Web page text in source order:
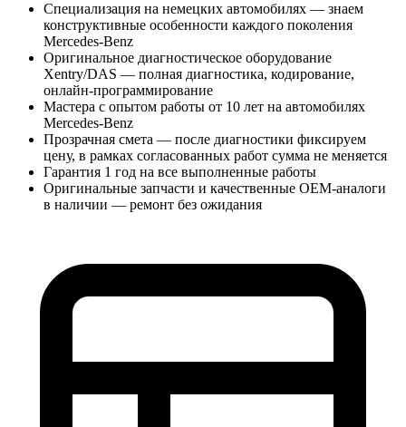
Специализация на немецких автомобилях — знаем
конструктивные особенности каждого поколения
Mercedes-Benz
Оригинальное диагностическое оборудование
Xentry/DAS — полная диагностика, кодирование,
онлайн-программирование
Мастера с опытом работы от 10 лет на автомобилях
Mercedes-Benz
Прозрачная смета — после диагностики фиксируем
цену, в рамках согласованных работ сумма не меняется
Гарантия 1 год на все выполненные работы
Оригинальные запчасти и качественные OEM-аналоги
в наличии — ремонт без ожидания